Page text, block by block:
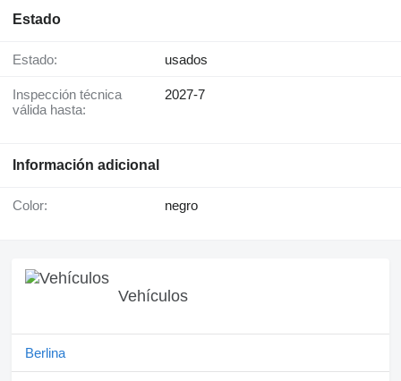
Estado
Estado: usados
Inspección técnica
válida hasta:
2027-7
Información adicional
Color: negro
Vehículos
Berlina